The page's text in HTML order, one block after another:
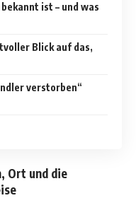
ist – und was
Blick auf das,
verstorben“
Ort und die